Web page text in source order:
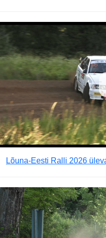
Lõuna-Eesti Ralli 2026